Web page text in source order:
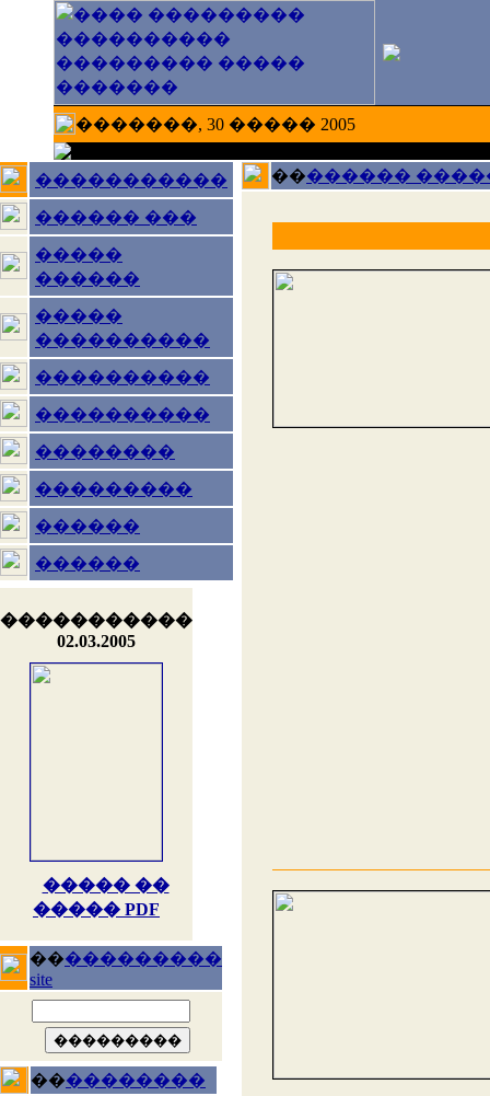
�������, 30 ����� 2005
�����������
������ ���
�����
������
�����
����������
����������
����������
��������
���������
������
������
�����������
02.03.2005
����� ��
����� PDF
�����������
site
����������
��������